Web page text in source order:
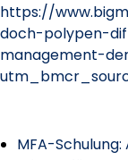
https://
doch-polypen-
management-
MFA-